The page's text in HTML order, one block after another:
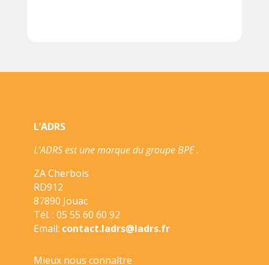
L’ADRS
L’ADRS est une marque du groupe BPE .
ZA Cherbois
RD912
87890 Jouac
Tél. : 05 55 60 60 92
Email: contact.ladrs@ladrs.fr
Mieux nous connaître